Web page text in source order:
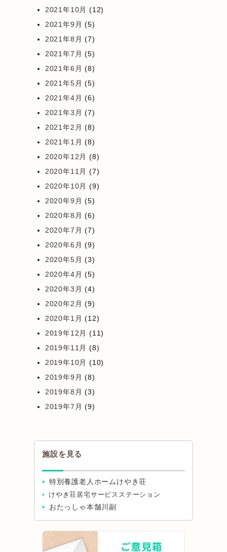
2021年10月 (12)
2021年9月 (5)
2021年8月 (7)
2021年7月 (5)
2021年6月 (8)
2021年5月 (5)
2021年4月 (6)
2021年3月 (7)
2021年2月 (8)
2021年1月 (8)
2020年12月 (8)
2020年11月 (7)
2020年10月 (9)
2020年9月 (5)
2020年8月 (6)
2020年7月 (7)
2020年6月 (9)
2020年5月 (3)
2020年4月 (5)
2020年3月 (4)
2020年2月 (9)
2020年1月 (12)
2019年12月 (11)
2019年11月 (8)
2019年10月 (10)
2019年9月 (8)
2019年8月 (3)
2019年7月 (9)
施設を見る
特別養護老人ホームけやき荘
けやき荘居宅サービスステーション
おたっしゃ本舗川副